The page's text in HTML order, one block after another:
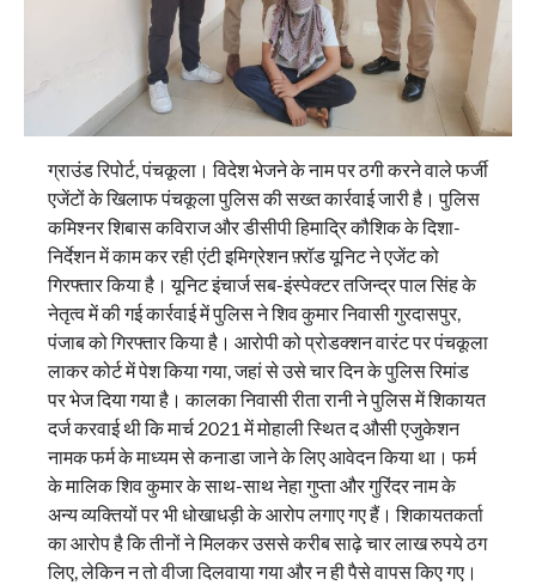
ग्राउंड रिपोर्ट, पंचकूला। विदेश भेजने के नाम पर ठगी करने वाले फर्जी
एजेंटों के खिलाफ पंचकूला पुलिस की सख्त कार्रवाई जारी है। पुलिस
कमिश्नर शिबास कविराज और डीसीपी हिमाद्रि कौशिक के दिशा-
निर्देशन में काम कर रही एंटी इमिग्रेशन फ़्रॉड यूनिट ने एजेंट को
गिरफ्तार किया है। यूनिट इंचार्ज सब-इंस्पेक्टर तजिन्द्र पाल सिंह के
नेतृत्व में की गई कार्रवाई में पुलिस ने शिव कुमार निवासी गुरदासपुर,
पंजाब को गिरफ्तार किया है। आरोपी को प्रोडक्शन वारंट पर पंचकूला
लाकर कोर्ट में पेश किया गया, जहां से उसे चार दिन के पुलिस रिमांड
पर भेज दिया गया है। कालका निवासी रीता रानी ने पुलिस में शिकायत
दर्ज करवाई थी कि मार्च 2021 में मोहाली स्थित द औसी एजुकेशन
नामक फर्म के माध्यम से कनाडा जाने के लिए आवेदन किया था। फर्म
के मालिक शिव कुमार के साथ-साथ नेहा गुप्ता और गुरिंदर नाम के
अन्य व्यक्तियों पर भी धोखाधड़ी के आरोप लगाए गए हैं। शिकायतकर्ता
का आरोप है कि तीनों ने मिलकर उससे करीब साढ़े चार लाख रुपये ठग
लिए, लेकिन न तो वीजा दिलवाया गया और न ही पैसे वापस किए गए।